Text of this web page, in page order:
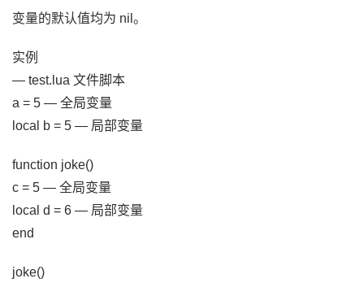
变量的默认值均为 nil。
实例
— test.lua 文件脚本
a = 5 — 全局变量
local b = 5 — 局部变量
function joke()
c = 5 — 全局变量
local d = 6 — 局部变量
end
joke()